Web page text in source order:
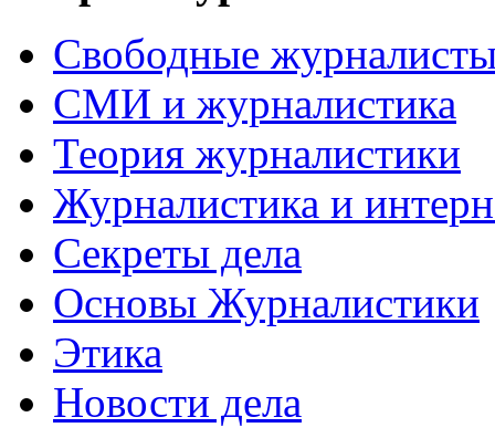
Свободные
СМИ и журналистика
Теория журналистики
Журналистика и
Секреты дела
Основы Журналистики
Этика
Новости дела